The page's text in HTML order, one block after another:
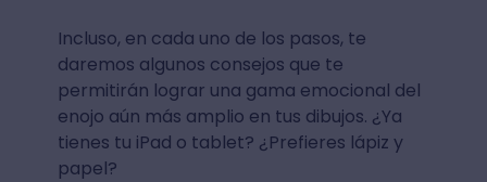
Incluso, en cada uno de los pasos, te
daremos algunos consejos que te
permitirán lograr una gama emocional del
enojo aún más amplio en tus dibujos. ¿Ya
tienes tu iPad o tablet? ¿Prefieres lápiz y
papel?